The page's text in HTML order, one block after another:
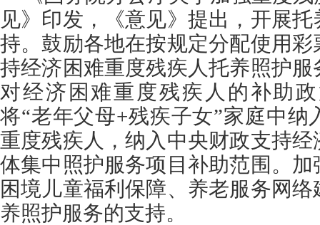
见》印发，《意见》提出，开展
持。鼓励各地在按规定分配使用
持经济困难重度残疾人托养照护
对经济困难重度残疾人的补助
将“老年父母+残疾子女”家庭中纳
重度残疾人，纳入中央财政支持
体集中照护服务项目补助范围。
困境儿童福利保障、养老服务网
养照护服务的支持。